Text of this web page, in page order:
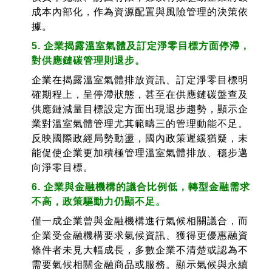
成本內部化，作為資源配置與風險管理的決策依
據。
5. 企業揭露溫室氣體及訂定淨零目標方面停滯，
對供應鏈碳管理則退步。
企業在揭露溫室氣體排放資訊、訂定淨零目標明
確期程上，呈停滯狀態，甚至在供應鏈碳盤查及
供應鏈減量目標設定方面出現退步趨勢，顯示企
業對溫室氣體管理尤其範疇三的管理動能不足。
反映國際政經局勢動盪，國內政策遲緩猶疑，未
能促使企業更加積極管理溫室氣體排放、穩步邁
向淨零目標。
6. 企業與金融機構的議合比例低，轉型金融需求
不高，政策驅動力仍顯不足。
僅一成企業曾與金融機構進行氣候相關議合，而
企業受金融機構要求氣候資訊、獲得更優惠融資
條件者未見大幅成長，多數企業不清楚或認為不
需要氣候相關金融商品或服務。顯示氣候與永續